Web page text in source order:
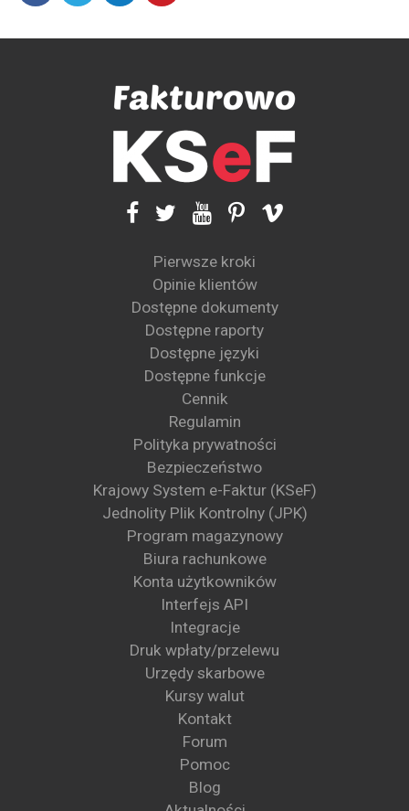
Pierwsze kroki
Opinie klientów
Dostępne dokumenty
Dostępne raporty
Dostępne języki
Dostępne funkcje
Cennik
Regulamin
Polityka prywatności
Bezpieczeństwo
Krajowy System e-Faktur (KSeF)
Jednolity Plik Kontrolny (JPK)
Program magazynowy
Biura rachunkowe
Konta użytkowników
Interfejs API
Integracje
Druk wpłaty/przelewu
Urzędy skarbowe
Kursy walut
Kontakt
Forum
Pomoc
Blog